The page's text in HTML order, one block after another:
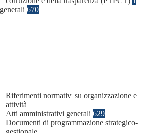
670
Riferimenti normativi su organizzazione e
attività
Atti amministrativi generali 629
Documenti di programmazione strategico-